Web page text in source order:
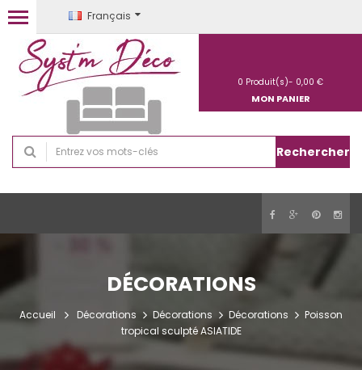
Français
Rechercher
0 Produit(s)- 0,00 €
MON PANIER
DÉCORATIONS
Accueil Décorations Décorations Décorations
Poisson
tropical sculpté ASIATIDE